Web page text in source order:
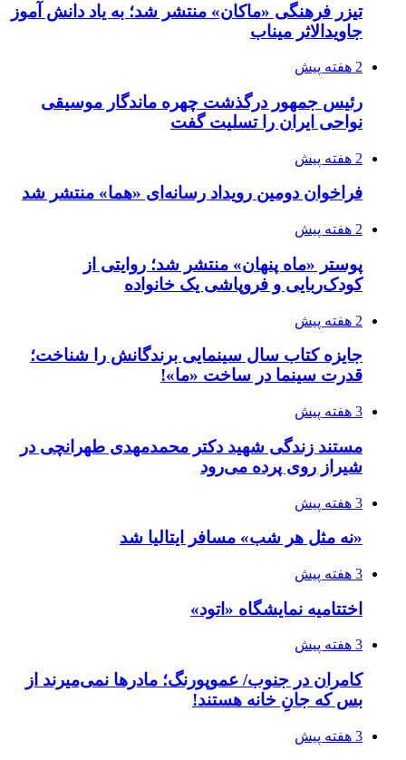
تیزر فرهنگی «ماکان» منتشر شد؛ به یاد دانش آموز
جاویدالاثر میناب
2 هفته پیش
رئیس جمهور درگذشت چهره ماندگار موسیقی
نواحی ایران را تسلیت گفت
2 هفته پیش
فراخوان دومین رویداد رسانه‌ای «هما» منتشر شد
2 هفته پیش
پوستر «ماه پنهان» منتشر شد؛ روایتی از
کودک‌ربایی و فروپاشی یک خانواده
2 هفته پیش
جایزه کتاب سال سینمایی برندگانش را شناخت؛
قدرت سینما در ساخت «ما»!
3 هفته پیش
مستند زندگی شهید دکتر محمدمهدی طهرانچی در
شیراز روی پرده می‌رود
3 هفته پیش
«نه مثل هر شب» مسافر ایتالیا شد
3 هفته پیش
اختتامیه نمایشگاه «اتود»
3 هفته پیش
کامران در جنوب/ عموپورنگ؛ مادرها نمی‌میرند از
بس که جانِ خانه هستند!
3 هفته پیش